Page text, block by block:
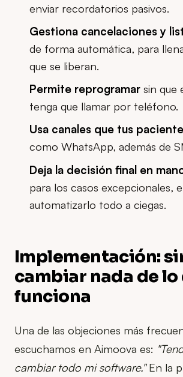
enviar recordatorios pasivos.
Gestiona cancelaciones y
de forma automática, para
que se liberan.
Permite reprogramar sin que
tenga que llamar por teléfono.
Usa canales que tus
como WhatsApp, además de
Deja la decisión final en
para los casos excepcionales,
automatizarlo todo a ciegas.
Implementación:
cambiar nada de lo
funciona
Una de las objeciones más
escuchamos en Aimoova es:
cambiar todo mi software."En la